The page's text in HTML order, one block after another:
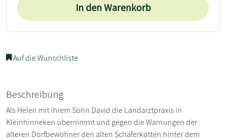
In den Warenkorb
Auf die Wunschliste
Beschreibung
Als Helen mit ihrem Sohn David die Landarztpraxis in
Kleinhinneken übernimmt und gegen die Warnungen der
älteren Dorfbewohner den alten Schäferkotten hinter dem